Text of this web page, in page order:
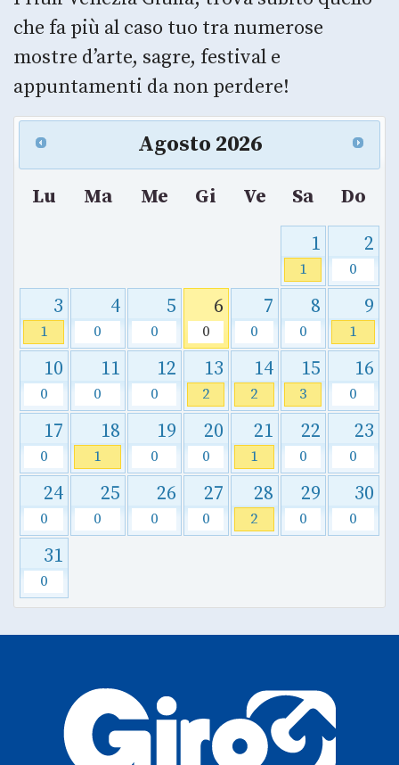
che fa più al caso tuo tra numerose
mostre d’arte, sagre, festival e
appuntamenti da non perdere!
Agosto 2026
Lu Ma Me Gi Ve Sa
Do
1
1
2
0
3
1
4
0
5
0
6
0
7
0
8
0
9
1
10
0
11
0
12
0
13
2
14
2
15
3
16
0
17
0
18
1
19
0
20
0
21
1
22
0
23
0
24
0
25
0
26
0
27
0
28
2
29
0
30
0
31
0